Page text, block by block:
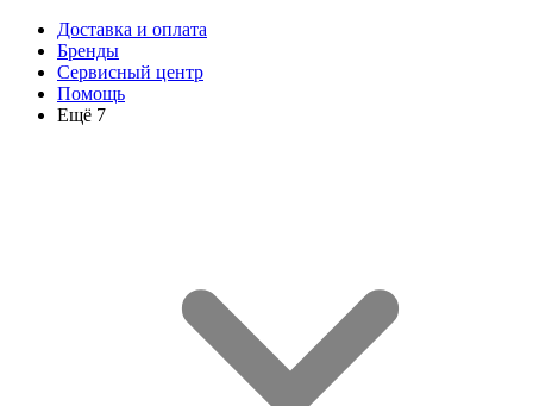
Доставка и оплата
Бренды
Сервисный центр
Помощь
Ещё 7